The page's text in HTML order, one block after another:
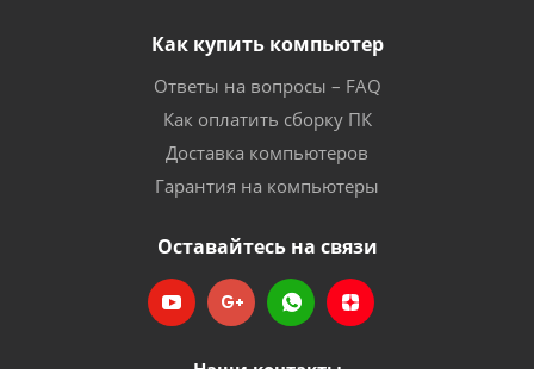
Как купить компьютер
Ответы на вопросы – FAQ
Как оплатить сборку ПК
Доставка компьютеров
Гарантия на компьютеры
Оставайтесь на связи